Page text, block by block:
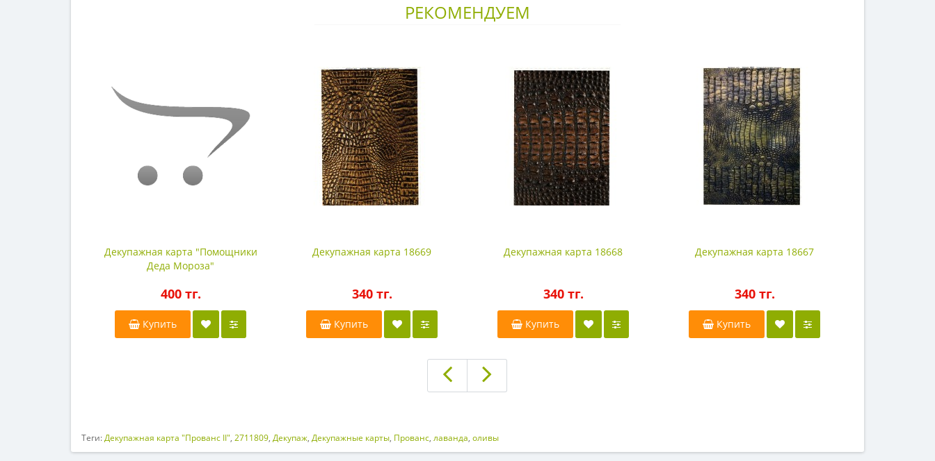
РЕКОМЕНДУЕМ
Декупажная карта "Помощники
Деда Мороза"
400 тг.
Купить
Декупажная карта 18669
340 тг.
Купить
Декупажная карта 18668
340 тг.
Купить
Декупажная карта 18667
340 тг.
Купить
Теги:Декупажная карта "Прованс II", 2711809, Декупаж, Декупажные карты, Прованс, лаванда, оливы